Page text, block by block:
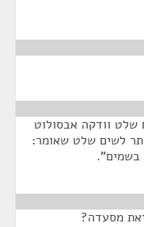
שלט וודקה אבסולוט
לשים שלט שאומר:
בשמים".
מסעדה?